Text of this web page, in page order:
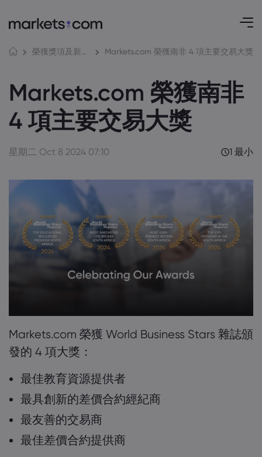
為甚麼選擇
協助與支援
榮獲獎項及新聞媒體 Markets.com 榮獲南非 4 項主要交易大獎
Markets.com 榮獲南非
4 項主要交易大獎
星期二 Oct 8 2024 07:10 1 最小
Markets.com 榮獲 World Business Stars 雜誌頒
發的 4 項大獎：
最佳教育資源提供者
最具創新的差價合約經紀商
最友善的交易商
最佳差價合約提供商